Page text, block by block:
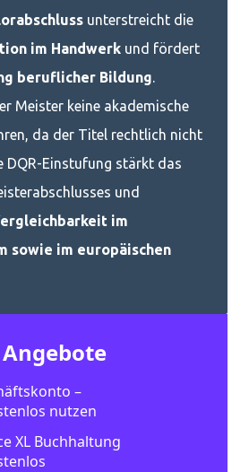
unterstreicht die
im Handwerk und fördert
beruflicher Bildung.
Meister keine akademische
da der Titel rechtlich nicht
DQR-Einstufung stärkt das
und
im
sowie im europäischen
–
nutzen
XL Buchhaltung